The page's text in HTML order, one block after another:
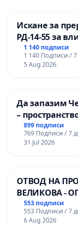
Искане за
РД-14-55 за
гимназия по
мениджмънт
1 140 подписи
1 140 Подписи /
5 Aug 2026
Да запазим
–
899 подписи
769 Подписи / 7
31 Jul 2026
ОТВОД НА
ВЕЛИКОВА -
553 подписи
553 Подписи / 7
6 Aug 2026